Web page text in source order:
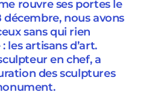
rouvre ses portes le
nous avons
sans qui rien
les artisans d’art.
en chef, a
des sculptures